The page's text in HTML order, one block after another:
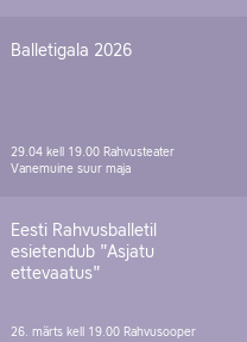
Balletigala 2026
29.04 kell 19.00 Rahvusteater
Vanemuine suur maja
Eesti Rahvusballetil
esietendub "Asjatu
ettevaatus"
26. märts kell 19.00 Rahvusooper